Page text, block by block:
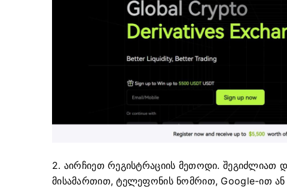
2. აირჩიეთ რეგისტრაციის მეთოდი. შეგიძლიათ
მისამართით, ტელეფონის ნომრით, Google-ით